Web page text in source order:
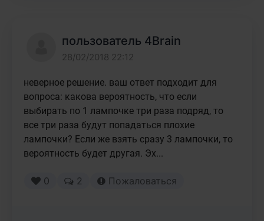
пользователь 4Brain
28/02/2018 22:12
неверное решение. ваш ответ подходит для
вопроса: какова вероятность, что если
выбирать по 1 лампочке три раза подряд, то
все три раза будут попадаться плохие
лампочки? Если же взять сразу 3 лампочки, то
вероятность будет другая. Эх...
0 2 Пожаловаться